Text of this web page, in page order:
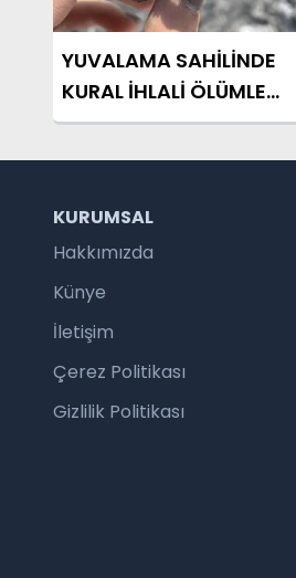
YUVALAMA SAHİLİNDE
KURAL İHLALİ ÖLÜMLE
SONUÇLANDI
KURUMSAL
Hakkımızda
Künye
İletişim
Çerez Politikası
Gizlilik Politikası